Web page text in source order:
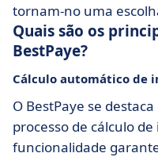
tornam-no uma
Quais são os
BestPaye?
Cálculo automático de
O BestPaye se
processo de cálculo de
funcionalidade